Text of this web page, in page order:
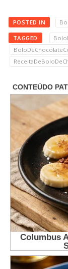
POSTED IN
TAGGED